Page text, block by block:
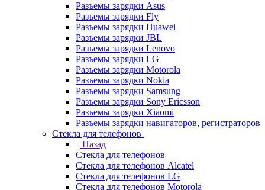
Разъемы зарядки Asus
Разъемы зарядки Fly
Разъемы зарядки Huawei
Разъемы зарядки JBL
Разъемы зарядки Lenovo
Разъемы зарядки LG
Разъемы зарядки Motorola
Разъемы зарядки Nokia
Разъемы зарядки Samsung
Разъемы зарядки Sony Ericsson
Разъемы зарядки Xiaomi
Разъемы зарядки навигаторов, регистраторов
Стекла для телефонов
Назад
Стекла для телефонов
Стекла для телефонов Alcatel
Стекла для телефонов LG
Стекла для телефонов Motorola